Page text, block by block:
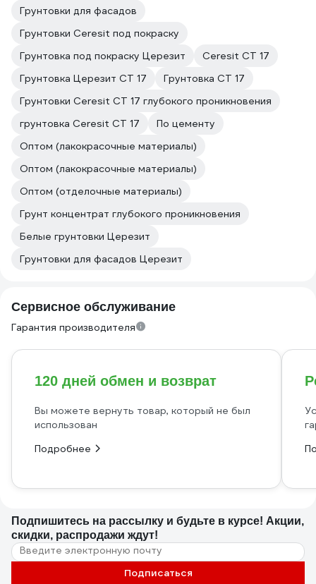
Грунтовки для фасадов
Грунтовки Ceresit под покраску
Грунтовка под покраску Церезит
Ceresit CT 17
Грунтовка Церезит CT 17
Грунтовка CT 17
Грунтовки Ceresit CT 17 глубокого проникновения
грунтовка Ceresit CT 17
По цементу
Оптом (лакокрасочные материалы)
Оптом (лакокрасочные материалы)
Оптом (отделочные материалы)
Грунт концентрат глубокого проникновения
Белые грунтовки Церезит
Грунтовки для фасадов Церезит
Сервисное обслуживание
Гарантия производителя
120 дней обмен и возврат
Вы можете вернуть товар, который не был
использован
Подробнее
Подпишитесь на рассылку и будьте в курсе! Акции,
скидки, распродажи ждут!
Подписаться